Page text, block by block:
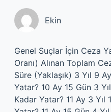
Ekin
Genel Suçlar İçin Ceza
Oranı) Alınan Toplam
Süre (Yaklaşık) 3 Yıl 9
Yatar? 10 Ay 15 Gün 3
Kadar Yatar? 11 Ay 3 Yıl